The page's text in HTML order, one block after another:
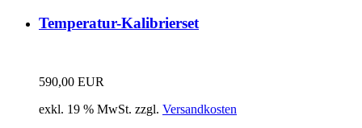
Temperatur-Kalibrierset
590,00 EUR
exkl. 19 % MwSt. zzgl. Versandkosten